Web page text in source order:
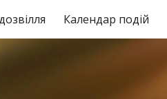
to navigationКалендар подій